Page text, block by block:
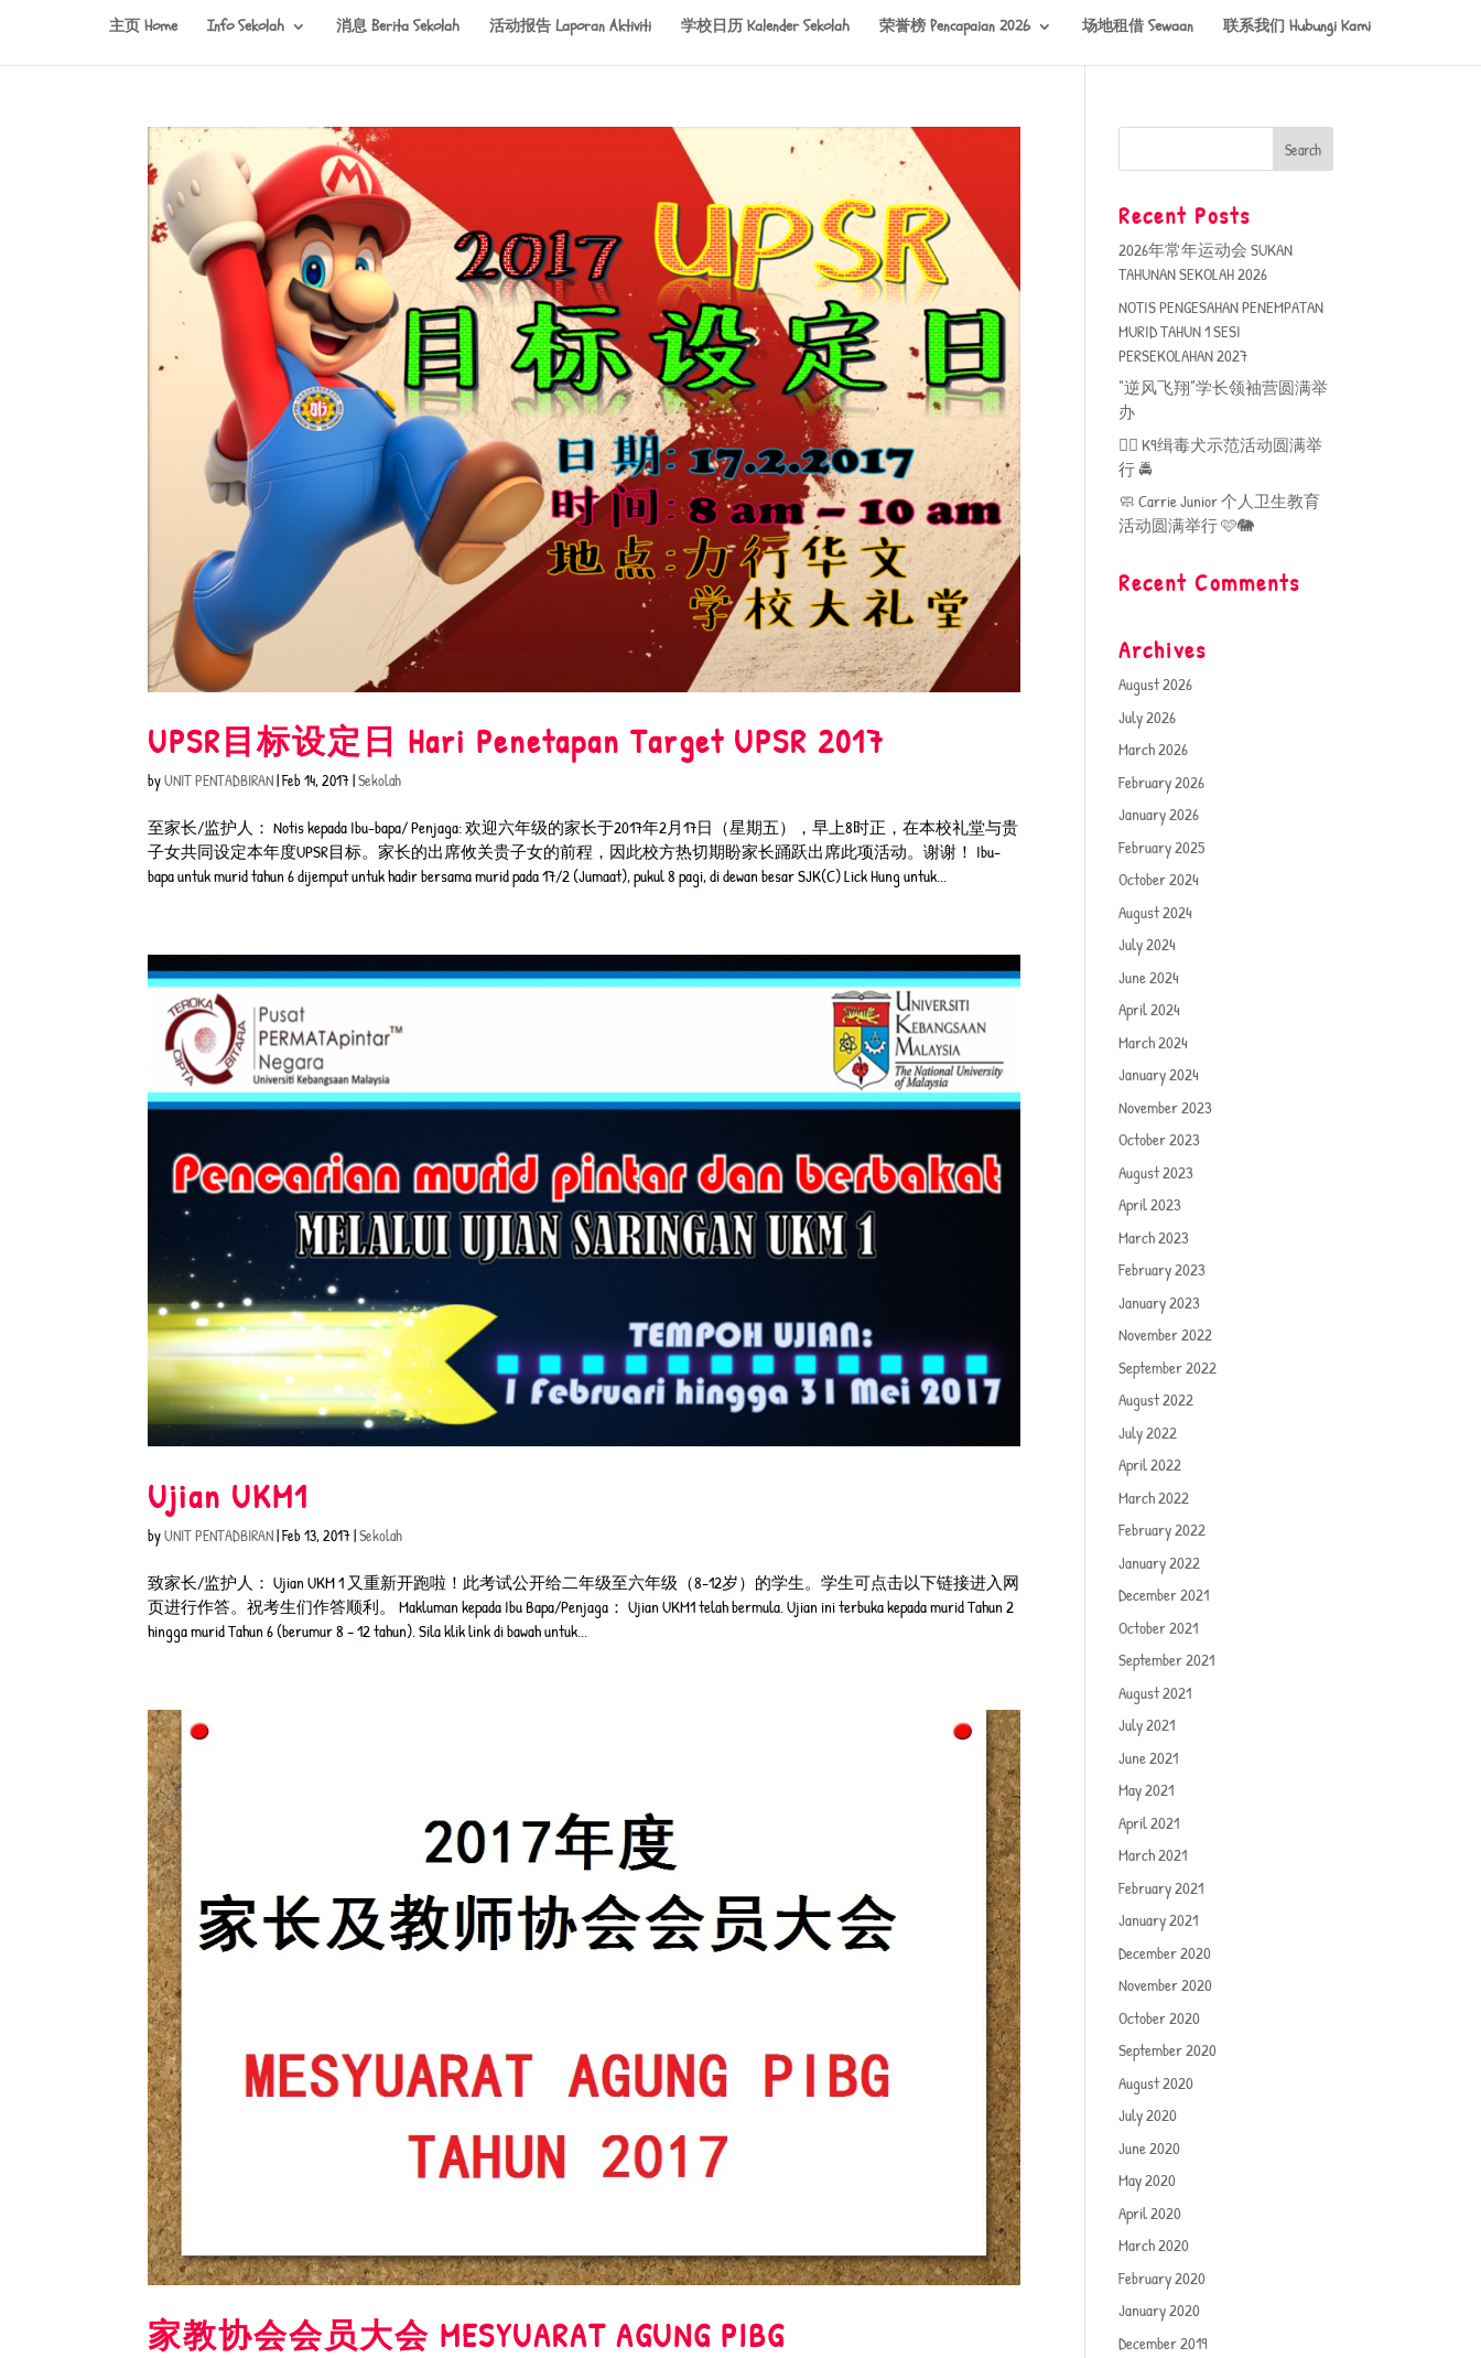
主页 Home Info Sekolah 消息 Berita Sekolah 活动报告 Laporan Aktiviti 学校日历 Kalender Sekolah 荣誉榜 Pencapaian 2026 场地租借 Sewaan 联系我们 Hubungi Kami
UPSR目标设定日 Hari Penetapan Target UPSR 2017
byUNIT PENTADBIRAN|Feb 14, 2017|Sekolah
至家长/监护人： Notis kepada Ibu-bapa/ Penjaga: 欢迎六年级的家长于2017年2月17日（星期五），早上8时正，在本校礼堂与贵
子女共同设定本年度UPSR目标。家长的出席攸关贵子女的前程，因此校方热切期盼家长踊跃出席此项活动。谢谢！ Ibu-
bapa untuk murid tahun 6 dijemput untuk hadir bersama murid pada 17/2 (Jumaat), pukul 8 pagi, di dewan besar SJK(C) Lick Hung untuk...
Ujian UKM1
byUNIT PENTADBIRAN|Feb 13, 2017|Sekolah
致家长/监护人： Ujian UKM 1 又重新开跑啦！此考试公开给二年级至六年级（8-12岁）的学生。学生可点击以下链接进入网
页进行作答。祝考生们作答顺利。 Makluman kepada Ibu Bapa/Penjaga： Ujian UKM1 telah bermula. Ujian ini terbuka kepada murid Tahun 2
hingga murid Tahun 6 (berumur 8 – 12 tahun). Sila klik link di bawah untuk...
家教协会会员大会 MESYUARAT AGUNG PIBG
Recent Posts
2026年常年运动会 SUKAN
TAHUNAN SEKOLAH 2026
NOTIS PENGESAHAN PENEMPATAN
MURID TAHUN 1 SESI
PERSEKOLAHAN 2027
“逆风飞翔”学长领袖营圆满举
办
🐕‍🦺 K9缉毒犬示范活动圆满举
行 🚔
🧼 Carrie Junior 个人卫生教育
活动圆满举行 🩷🐘
Recent Comments
Archives
August 2026
July 2026
March 2026
February 2026
January 2026
February 2025
October 2024
August 2024
July 2024
June 2024
April 2024
March 2024
January 2024
November 2023
October 2023
August 2023
April 2023
March 2023
February 2023
January 2023
November 2022
September 2022
August 2022
July 2022
April 2022
March 2022
February 2022
January 2022
December 2021
October 2021
September 2021
August 2021
July 2021
June 2021
May 2021
April 2021
March 2021
February 2021
January 2021
December 2020
November 2020
October 2020
September 2020
August 2020
July 2020
June 2020
May 2020
April 2020
March 2020
February 2020
January 2020
December 2019